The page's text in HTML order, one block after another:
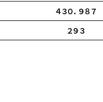
４３０．９８７
２９３